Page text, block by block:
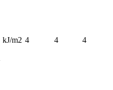
kJ/m2 4 4 4